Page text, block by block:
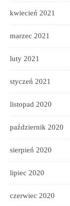
kwiecień 2021
marzec 2021
luty 2021
styczeń 2021
listopad 2020
październik 2020
sierpień 2020
lipiec 2020
czerwiec 2020